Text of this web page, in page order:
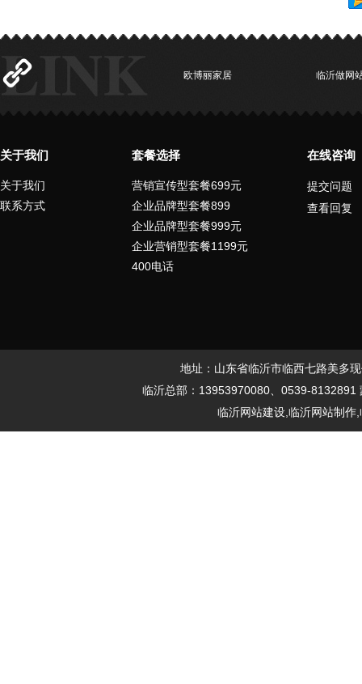
欧博丽家居 临沂做网
关于我们
关于我们
联系方式
套餐选择
营销宣传型套餐699元
企业品牌型套餐899
企业品牌型套餐999元
企业营销型套餐1199元
400电话
在线咨询
提交问题
查看回复
地址：山东省临沂市临西七路美多
临沂总部：13953970080、0539-
临沂网站建设,临沂网站制作